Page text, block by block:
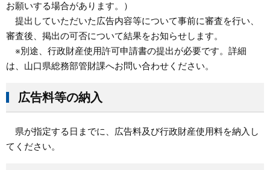
お願いする場合があります。）
提出していただいた広告内容等について事前に審査を行い、
審査後、掲出の可否について結果をお知らせします。
※別途、行政財産使用許可申請書の提出が必要です。詳細
は、山口県総務部管財課へお問い合わせください。
広告料等の納入
県が指定する日までに、広告料及び行政財産使用料を納入し
てください。